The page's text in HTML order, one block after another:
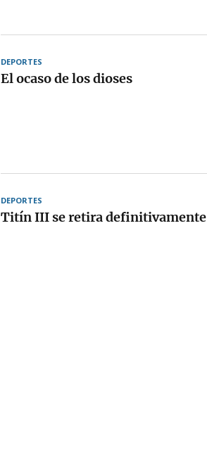
DEPORTES
El ocaso de los dioses
DEPORTES
Titín III se retira definitivamente